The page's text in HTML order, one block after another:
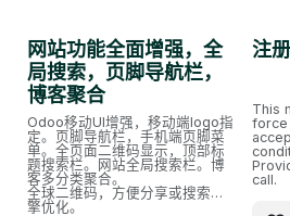
网站功能全面增强，全
局搜索，页脚导航栏，
博客聚合
Odoo移动UI增强，移动端logo指
定。页脚导航栏，手机端页脚菜
单。全页面二维码显示，顶部标
题搜索栏。网站全局搜索栏。博
客多分类聚合。
全球二维码，方便分享或搜索引
擎优化。
注
This
force
call.